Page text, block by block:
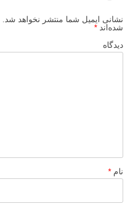
نشانی ایمیل شما منتشر نخواهد شد.
شده‌اند *
دیدگاه
نام *